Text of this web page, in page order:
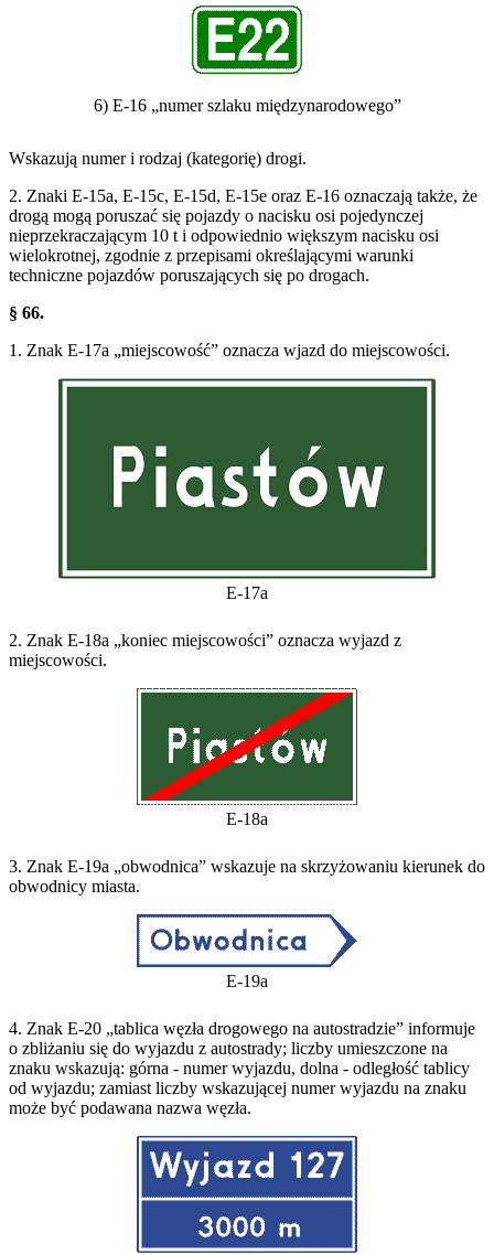
6) E-16 „numer szlaku międzynarodowego”
Wskazują numer i rodzaj (kategorię) drogi.
2. Znaki E-15a, E-15c, E-15d, E-15e oraz E-16 oznaczają także, że
drogą mogą poruszać się pojazdy o nacisku osi pojedynczej
nieprzekraczającym 10 t i odpowiednio większym nacisku osi
wielokrotnej, zgodnie z przepisami określającymi warunki
techniczne pojazdów poruszających się po drogach.
§ 66.
1. Znak E-17a „miejscowość” oznacza wjazd do miejscowości.
E-17a
2. Znak E-18a „koniec miejscowości” oznacza wyjazd z
miejscowości.
E-18a
3. Znak E-19a „obwodnica” wskazuje na skrzyżowaniu kierunek do
obwodnicy miasta.
E-19a
4. Znak E-20 „tablica węzła drogowego na autostradzie” informuje
o zbliżaniu się do wyjazdu z autostrady; liczby umieszczone na
znaku wskazują: górna - numer wyjazdu, dolna - odległość tablicy
od wyjazdu; zamiast liczby wskazującej numer wyjazdu na znaku
może być podawana nazwa węzła.